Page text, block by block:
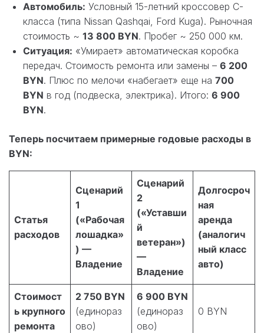
Автомобиль: Условный 15-летний кроссовер C-
класса (типа Nissan Qashqai, Ford Kuga). Рыночная
стоимость ~ 13 800 BYN. Пробег ~ 250 000 км.
Ситуация: «Умирает» автоматическая коробка
передач. Стоимость ремонта или замены – 6 200
BYN. Плюс по мелочи «набегает» еще на 700
BYN в год (подвеска, электрика). Итого: 6 900
BYN.
Теперь посчитаем примерные годовые расходы в
BYN:
Статья
расходов
Сценарий
1
(«Рабочая
лошадка»
) —
Владение
Сценарий
2
(«Уставши
й
ветеран»)
—
Владение
Долгосроч
ная
аренда
(аналогич
ный класс
авто)
Стоимост
ь крупного
ремонта
2 750 BYN
(единораз
ово)
6 900 BYN
(единораз
ово)
0 BYN